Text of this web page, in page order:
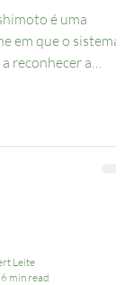
é uma
em que o sistema
reconhecer a
Leite
6 min read